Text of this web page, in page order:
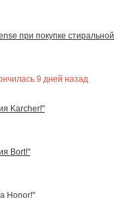
при покупке стиральной
9 дней назад
Karcher!"
Bort!"
Honor!"